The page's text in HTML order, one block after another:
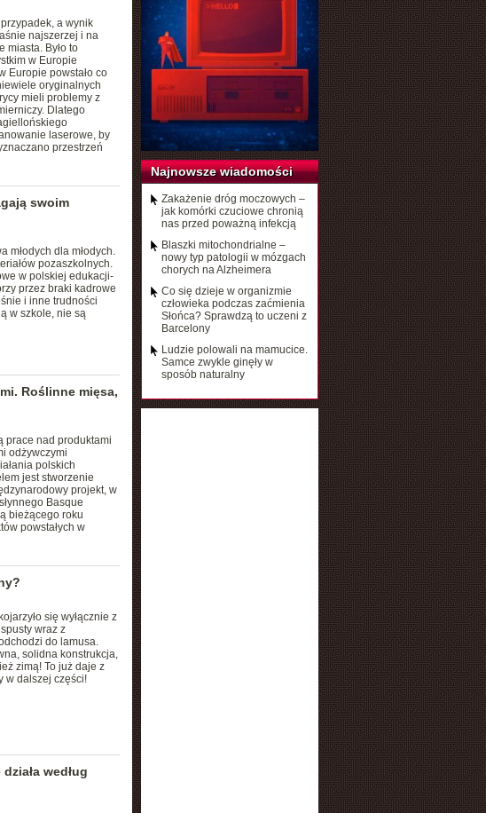
a wynik
najszerzej i na
miasta. Było to
w Europie
Europie powstało co
oryginalnych
mieli problemy z
Dlatego
laserowe, by
przestrzeń
swoim
młodych dla młodych.
pozaszkolnych.
w polskiej edukacji-
przez braki kadrowe
i inne trudności
w szkole, nie są
Roślinne mięsa,
prace nad produktami
odżywczymi
polskich
jest stworzenie
projekt, w
Basque
bieżącego roku
powstałych w
się wyłącznie z
wraz z
do lamusa.
solidna konstrukcja,
zimą! To już daje z
w dalszej części!
według
Najnowsze wiadomości
Zakażenie dróg moczowych –
jak komórki czuciowe chronią
nas przed poważną infekcją
Blaszki mitochondrialne –
nowy typ patologii w mózgach
chorych na Alzheimera
Co się dzieje w organizmie
człowieka podczas zaćmienia
Słońca? Sprawdzą to uczeni z
Barcelony
Ludzie polowali na mamucice.
Samce zwykle ginęły w
sposób naturalny